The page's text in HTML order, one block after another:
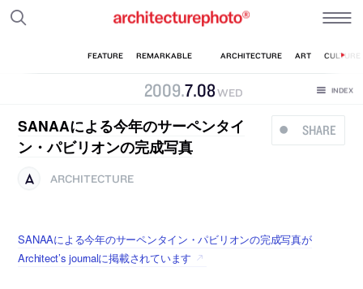
2009.7.08 WED
SHARE
SANAAによる今年のサーペンタイ
ン・パビリオンの完成写真
ARCHITECTURE
SANAAによる今年のサーペンタイン・パビリオンの完成写真が
Architect’s journalに掲載されています